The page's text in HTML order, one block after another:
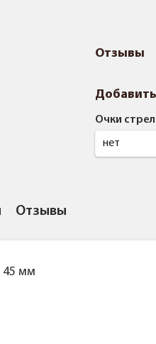
Отзывы
Очки
нет
Отзывы
45 мм